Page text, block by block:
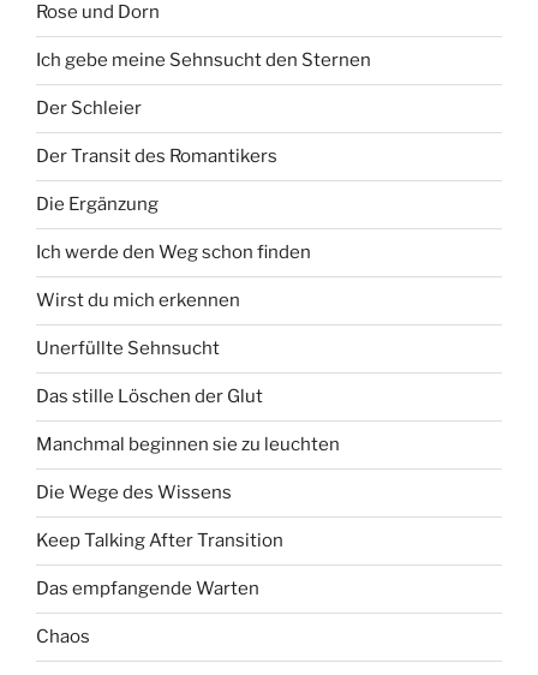
Rose und Dorn
Ich gebe meine Sehnsucht den Sternen
Der Schleier
Der Transit des Romantikers
Die Ergänzung
Ich werde den Weg schon finden
Wirst du mich erkennen
Unerfüllte Sehnsucht
Das stille Löschen der Glut
Manchmal beginnen sie zu leuchten
Die Wege des Wissens
Keep Talking After Transition
Das empfangende Warten
Chaos